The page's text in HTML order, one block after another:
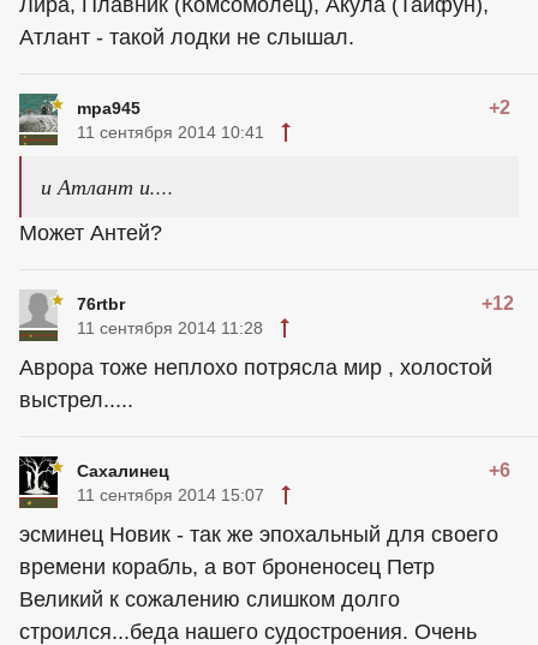
Атлант - такой лодки не слышал.
mpa945 +2
11 сентября 2014 10:41
и Атлант и....
Может Антей?
76rtbr +12
11 сентября 2014 11:28
Аврора тоже неплохо потрясла мир , холостой
выстрел.....
Сахалинец +6
11 сентября 2014 15:07
эсминец Новик - так же эпохальный для своего
времени корабль, а вот броненосец Петр
Великий к сожалению слишком долго
строился...беда нашего судостроения. Очень